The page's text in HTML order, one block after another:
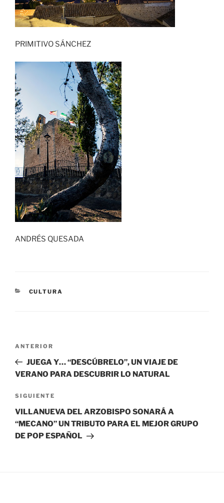
PRIMITIVO SÁNCHEZ
ANDRÉS QUESADA
CATEGORÍAS
CULTURA
entradas
Entrada
anterior:
ANTERIOR
JUEGA Y… “DESCÚBRELO”, UN VIAJE DE
VERANO PARA DESCUBRIR LO NATURAL
Siguiente
entrada
SIGUIENTE
VILLANUEVA DEL ARZOBISPO SONARÁ A
“MECANO” UN TRIBUTO PARA EL MEJOR GRUPO
DE POP ESPAÑOL